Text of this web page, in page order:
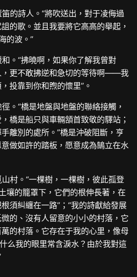
的詩人。“將吹送出，對于凌侮過
的歌。並且我要將它高高的舉起，
的波。”
。“拂曉啊，如果你了解我曾對
，更不敢拂逆和急切的等待啊——我
投靠到你和煦的懷里”。
。“橋是地盤與地盤的聯絡接觸，
橋是船只與車輛頷首致敬的驛站；
離別的處所。”橋是沖破阻斷，亨
做如許的踏板，愿意成為鵠立在水
村。“一棵樹，一棵樹，彼此孤登
壤的籠罩下，它們的根伸長著，在
須糾纏在一路”；“我的詩獻給發展
的、沒有人留意的小小的村落，它
的村落。它存在于我的心里，像母
么我的眼里常含淚水？由於我對這